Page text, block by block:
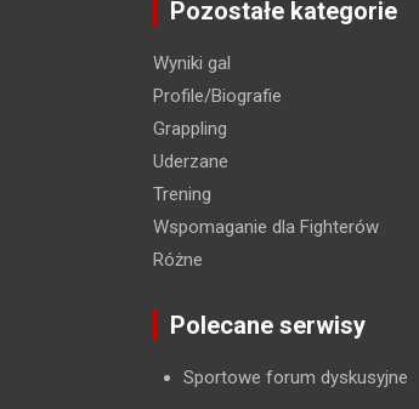
Pozostałe kategorie
Wyniki gal
Profile/Biografie
Grappling
Uderzane
Trening
Wspomaganie dla Fighterów
Różne
Polecane serwisy
Sportowe forum dyskusyjne